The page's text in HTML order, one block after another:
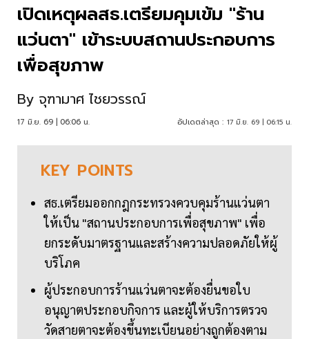
เปิดเหตุผลสธ.เตรียมคุมเข้ม "ร้าน
แว่นตา" เข้าระบบสถานประกอบการ
เพื่อสุขภาพ
By จุฑามาศ ไชยวรรณ์
17 มิ.ย. 69 | 06:06 น. อัปเดตล่าสุด : 17 มิ.ย. 69 | 06:15 น.
KEY POINTS
สธ.เตรียมออกกฎกระทรวงควบคุมร้านแว่นตา
ให้เป็น "สถานประกอบการเพื่อสุขภาพ" เพื่อ
ยกระดับมาตรฐานและสร้างความปลอดภัยให้ผู้
บริโภค
ผู้ประกอบการร้านแว่นตาจะต้องยื่นขอใบ
อนุญาตประกอบกิจการ และผู้ให้บริการตรวจ
วัดสายตาจะต้องขึ้นทะเบียนอย่างถูกต้องตาม